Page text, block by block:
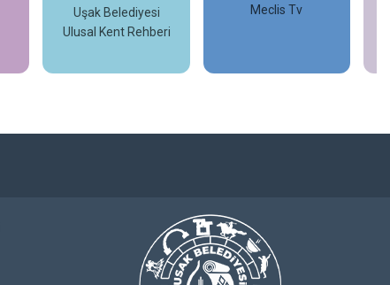
Uşak Belediyesi
Ulusal Kent Rehberi
Meclis Tv